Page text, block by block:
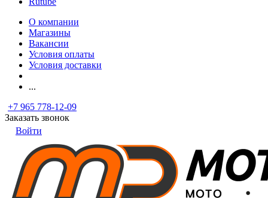
О компании
Магазины
Вакансии
Условия оплаты
Условия доставки
...
+7 965 778-12-09
Заказать звонок
Войти